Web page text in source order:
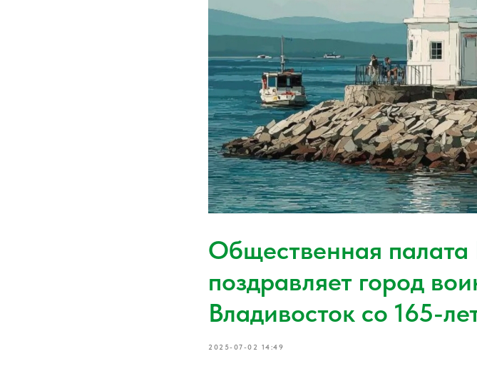
Общественная палата
поздравляет город
Владивосток со 165-
2025-07-02 14:49